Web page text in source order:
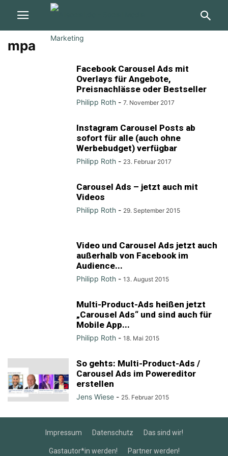
mpa
Facebook Carousel Ads mit
Overlays für Angebote,
Preisnachlässe oder Bestseller
Philipp Roth - 7. November 2017
Instagram Carousel Posts ab
sofort für alle (auch ohne
Werbebudget) verfügbar
Philipp Roth - 23. Februar 2017
Carousel Ads – jetzt auch mit
Videos
Philipp Roth - 29. September 2015
Video und Carousel Ads jetzt auch
außerhalb von Facebook im
Audience...
Philipp Roth - 13. August 2015
Multi-Product-Ads heißen jetzt
„Carousel Ads“ und sind auch für
Mobile App...
Philipp Roth - 18. Mai 2015
So gehts: Multi-Product-Ads /
Carousel Ads im Powereditor
erstellen
Jens Wiese - 25. Februar 2015
Impressum Datenschutz Das sind wir!
Gastautor*in werden! Partner werden!